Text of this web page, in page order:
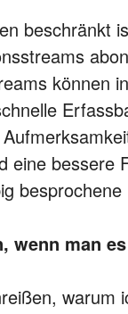
beschränkt
können
eine bessere
wenn man
warum